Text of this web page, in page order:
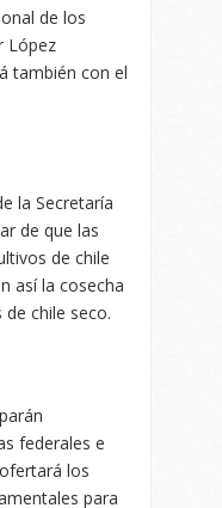
de los
López
también con el
la Secretaría
de que las
de chile
así la cosecha
chile seco.
federales e
los
para